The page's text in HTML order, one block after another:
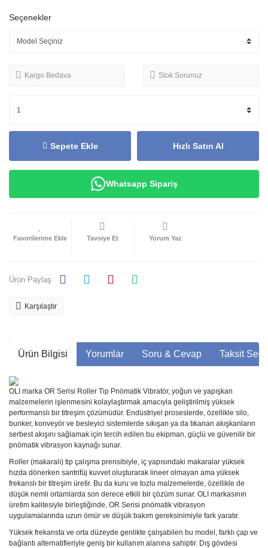
Seçenekler
Kargo Bedava Stok Sorunuz
Sepete Ekle Hızlı Satın Al
Whatsapp Sipariş
Tavsiye Et Yorum Yaz
Ürün Paylaş:
Karşılaştır
Ürün Bilgisi Yorumlar Soru & Cevap Taksit
OLI marka OR Serisi Roller Tip Pnömatik Vibratör, yoğun ve yapışkan
malzemelerin işlenmesini kolaylaştırmak amacıyla geliştirilmiş yüksek
performanslı bir titreşim çözümüdür. Endüstriyel proseslerde, özellikle silo,
bunker, konveyör ve besleyici sistemlerde sıkışan ya da tıkanan akışkanların
serbest akışını sağlamak için tercih edilen bu ekipman, güçlü ve güvenilir bir
pnömatik vibrasyon kaynağı sunar.
Roller (makaralı) tip çalışma prensibiyle, iç yapısındaki makaralar yüksek
hızda dönerken santrifüj kuvvet oluşturarak lineer olmayan ama yüksek
frekanslı bir titreşim üretir. Bu da kuru ve tozlu malzemelerde, özellikle de
düşük nemli ortamlarda son derece etkili bir çözüm sunar. OLI markasının
üretim kalitesiyle birleştiğinde, OR Serisi pnömatik vibrasyon
uygulamalarında uzun ömür ve düşük bakım gereksinimiyle fark yaratır.
Yüksek frekansta ve orta düzeyde genlikte çalışabilen bu model, farklı çap ve
bağlantı alternatifleriyle geniş bir kullanım alanına sahiptir. Dış gövdesi